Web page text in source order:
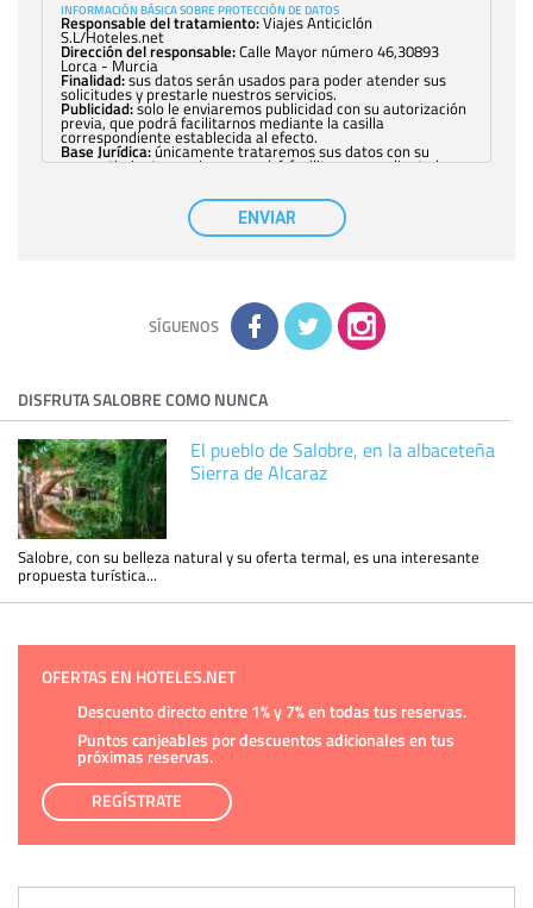
INFORMACIÓN BÁSICA SOBRE PROTECCIÓN DE DATOS
Responsable del tratamiento:Viajes Anticiclón
S.L/Hoteles.net
Dirección del responsable:Calle Mayor número 46,30893
Lorca - Murcia
Finalidad:sus datos serán usados para poder atender sus
solicitudes y prestarle nuestros servicios.
Publicidad:solo le enviaremos publicidad con su autorización
previa, que podrá facilitarnos mediante la casilla
correspondiente establecida al efecto.
Base Jurídica:únicamente trataremos sus datos con su
consentimiento previo, que podrá facilitarnos mediante la
con carácter general, sólo el personal de
nuestra entidad que esté debidamente autorizado podrá
tener conocimiento de la información que le pedimos. No se
comunicarán datos a terceros.
adicional y detallada sobre cómo tratamos sus datos en la
política de privacidad
ENVIAR
SÍGUENOS
DISFRUTA SALOBRE COMO NUNCA
El pueblo de Salobre, en la albaceteña
Sierra de Alcaraz
Salobre, con su belleza natural y su oferta termal, es una interesante
propuesta turística...
OFERTAS EN HOTELES.NET
Descuento directo entre 1% y 7% en todas tus reservas.
Puntos canjeables por descuentos adicionales en tus
próximas reservas.
REGÍSTRATE